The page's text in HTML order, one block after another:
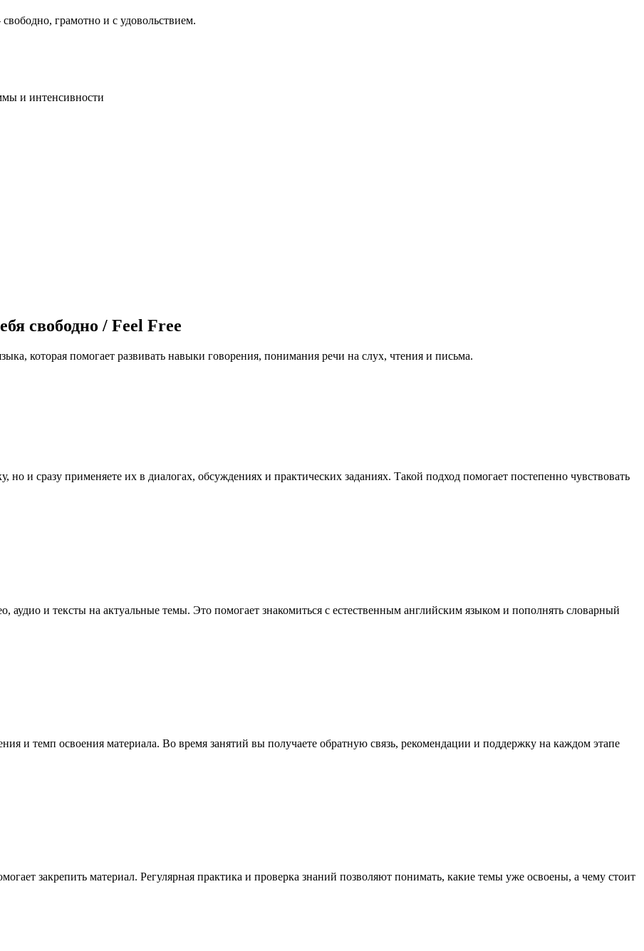
грамотно и с удовольствием.
и интенсивности
свободно / Feel Free
которая помогает развивать навыки говорения, понимания речи на слух, чтения и письма.
но и сразу применяете их в диалогах, обсуждениях и практических заданиях. Такой подход помогает постепенно чувствовать
аудио и тексты на актуальные темы. Это помогает знакомиться с естественным английским языком и пополнять словарный
и темп освоения материала. Во время занятий вы получаете обратную связь, рекомендации и поддержку на каждом этапе
закрепить материал. Регулярная практика и проверка знаний позволяют понимать, какие темы уже освоены, а чему стоит